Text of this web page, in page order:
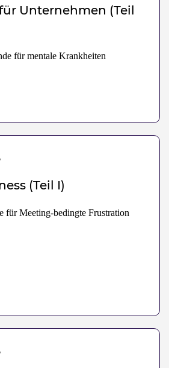
Unternehmen (Teil
für mentale Krankheiten
(Teil I)
für Meeting-bedingte Frustration